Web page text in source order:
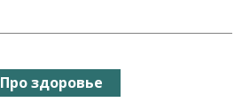
Про здоровье